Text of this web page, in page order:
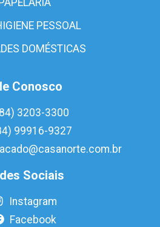
PAPELARIA
PESSOAL
DOMÉSTICAS
Conosco
3203-3300
99916-9327
Sociais
Instagram
Facebook